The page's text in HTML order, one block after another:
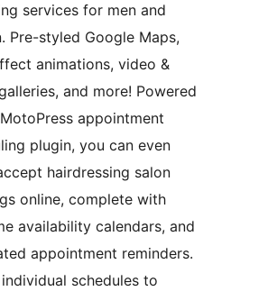
services for men and
Pre-styled Google Maps,
animations, video &
and more! Powered
appointment
plugin, you can even
hairdressing salon
online, complete with
availability calendars, and
appointment reminders.
schedules to